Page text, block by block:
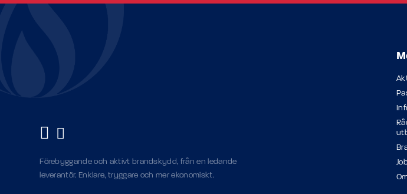
Förebyggande och aktivt brandskydd, från en ledande
leverantör. Enklare, tryggare och mer ekonomiskt.